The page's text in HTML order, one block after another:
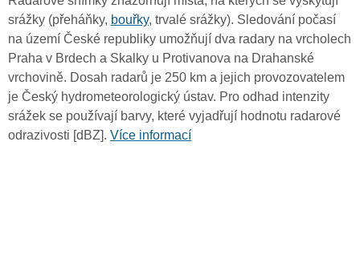
srážky (přeháňky, bouřky, trvalé srážky). Sledování počasí
na území České republiky umožňují dva radary na vrcholech
Praha v Brdech a Skalky u Protivanova na Drahanské
vrchovině. Dosah radarů je 250 km a jejich provozovatelem
je Český hydrometeorologický ústav. Pro odhad intenzity
srážek se používají barvy, které vyjadřují hodnotu radarové
odrazivosti [dBZ]. Více informací